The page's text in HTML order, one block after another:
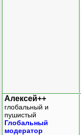
Алексей++
глобальный и
пушистый
Глобальный
модератор